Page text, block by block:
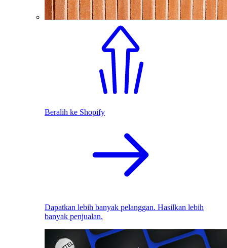
Beralih ke Shopify
Dapatkan lebih banyak pelanggan. Hasilkan lebih
banyak penjualan.